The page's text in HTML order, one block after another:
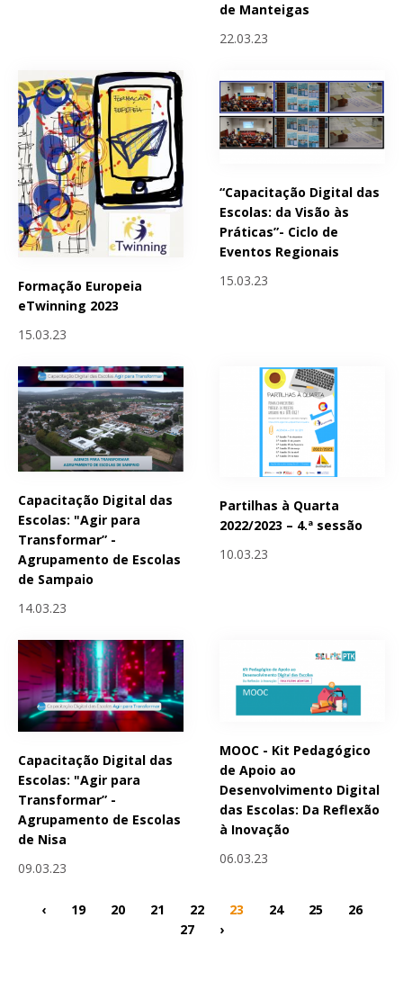
de Manteigas
22.03.23
Formação Europeia
eTwinning 2023
15.03.23
“Capacitação Digital das
Escolas: da Visão às
Práticas”- Ciclo de
Eventos Regionais
15.03.23
Capacitação Digital das
Escolas: "Agir para
Transformar” -
Agrupamento de Escolas
de Sampaio
14.03.23
Partilhas à Quarta
2022/2023 – 4.ª sessão
10.03.23
Capacitação Digital das
Escolas: "Agir para
Transformar” -
Agrupamento de Escolas
de Nisa
09.03.23
MOOC - Kit Pedagógico
de Apoio ao
Desenvolvimento Digital
das Escolas: Da Reflexão
à Inovação
06.03.23
‹ 19 20 21 22 23 24 25
26
27
›